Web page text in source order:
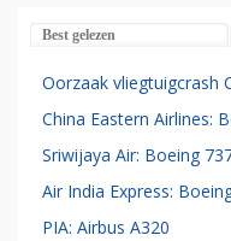
Best gelezen
Oorzaak vliegtuigcrash
China Eastern Airlines:
Sriwijaya Air: Boeing
Air India Express:
PIA: Airbus A320